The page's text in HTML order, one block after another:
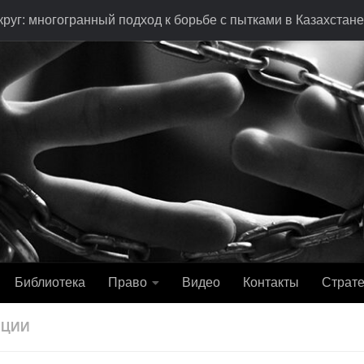
многогранный подход к борьбе с пытками в Казахстане
Библиотека Право Видео Контакты